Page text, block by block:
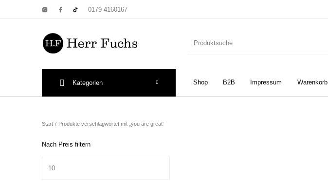
0179 4160167
Shop B2B Impressum Warenkorb
Kategorien
Start / Produkte verschlagwortet mit „you are great“
Nach Preis filtern